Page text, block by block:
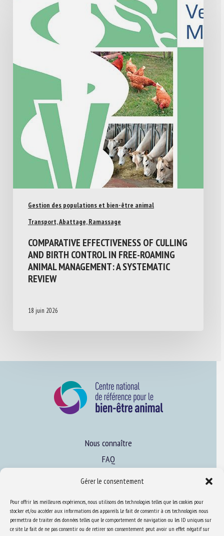
Gérer le consentement
Pour offrir les meilleures expériences, nous utilisons des technologies telles que les cookies pour
stocker et/ou accéder aux informations des appareils. Le fait de consentir à ces technologies nous
permettra de traiter des données telles que le comportement de navigation ou les ID uniques sur
ce site. Le fait de ne pas consentir ou de retirer son consentement peut avoir un effet négatif sur
Gestion des populations et bien-être animal
Transport, Abattage, Ramassage
COMPARATIVE EFFECTIVENESS OF CULLING
AND BIRTH CONTROL IN FREE-ROAMING
ANIMAL MANAGEMENT: A SYSTEMATIC
REVIEW
18 juin 2026
Nous connaître
FAQ
S’informer sur le BEA
Se former au BEA